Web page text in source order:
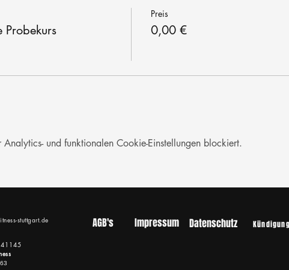
Preis
0,00 €
und funktionalen Cookie-Einstellungen blockiert.
stuttgart.de AGB's Impressum Datenschutz Kündigung